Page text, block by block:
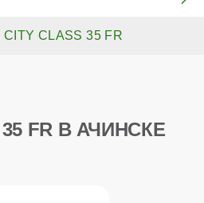
CITY CLASS 35 FR
35 FR В АЧИНСКЕ